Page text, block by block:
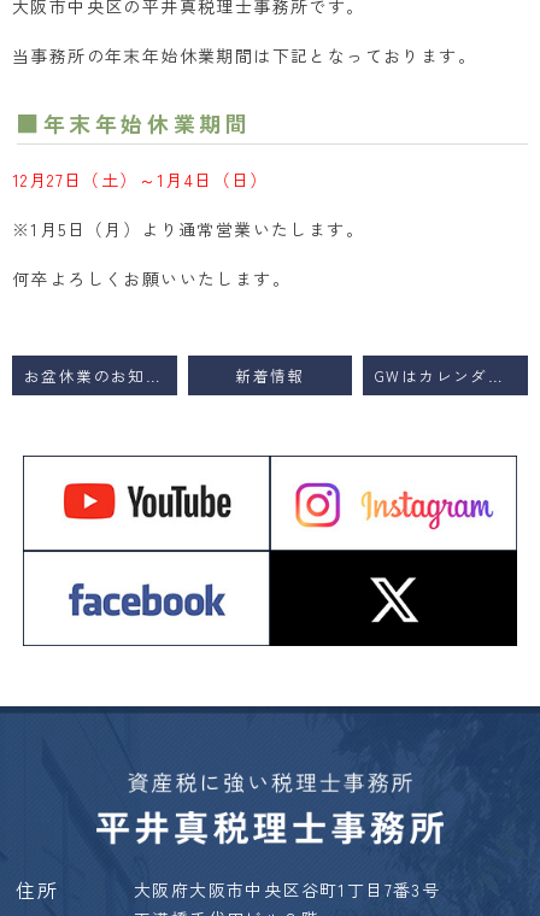
大阪市中央区の平井真税理士事務所です。
当事務所の年末年始休業期間は下記となっております。
■年末年始休業期間
12月27日（土）～1月4日（日）
※1月5日（月）より通常営業いたします。
何卒よろしくお願いいたします。
お盆休業のお知らせ 新着情報 GWはカレンダー通り営業いたします
住所
大阪府大阪市中央区谷町1丁目7番3号